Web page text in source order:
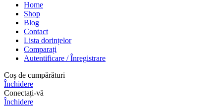
Home
Shop
Blog
Contact
Lista dorințelor
Comparați
Autentificare / Înregistrare
Coș de cumpărături
Închidere
Conectați-vă
Închidere